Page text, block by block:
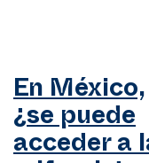
En México,
¿se puede
acceder a